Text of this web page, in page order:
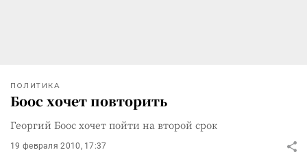
ПОЛИТИКА
Боос хочет повторить
Георгий Боос хочет пойти на второй срок
19 февраля 2010, 17:37